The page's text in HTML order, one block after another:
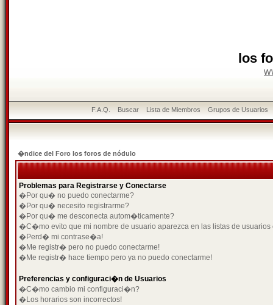
los
F.A.Q. Buscar Lista de Miembros Grupos de Usuarios
�ndice del Foro los foros de nódulo
Problemas para Registrarse y Conectarse
�Por qu� no puedo conectarme?
�Por qu� necesito registrarme?
�Por qu� me desconecta autom�ticamente?
�C�mo evito que mi nombre de usuario aparezca en las listas de usuarios
�Perd� mi contrase�a!
�Me registr� pero no puedo conectarme!
�Me registr� hace tiempo pero ya no puedo conectarme!
Preferencias y configuraci�n de Usuarios
�C�mo cambio mi configuraci�n?
�Los horarios son incorrectos!